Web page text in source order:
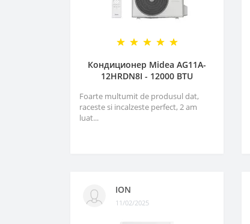
Кондиционер Midea AG11A-
12HRDN8I - 12000 BTU
Foarte multumit de produsul dat,
raceste si incalzeste perfect, 2 am
luat...
ION
11/02/2025